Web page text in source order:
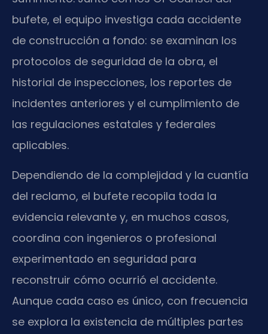
bufete, el equipo investiga cada accidente
de construcción a fondo: se examinan los
protocolos de seguridad de la obra, el
historial de inspecciones, los reportes de
incidentes anteriores y el cumplimiento de
las regulaciones estatales y federales
aplicables.
Dependiendo de la complejidad y la cuantía
del reclamo, el bufete recopila toda la
evidencia relevante y, en muchos casos,
coordina con ingenieros o profesional
experimentado en seguridad para
reconstruir cómo ocurrió el accidente.
Aunque cada caso es único, con frecuencia
se explora la existencia de múltiples partes